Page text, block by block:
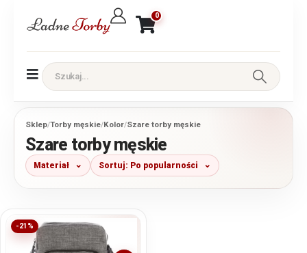
0
Sklep/Torby męskie/Kolor/Szare torby męskie
Szare torby męskie
Materiał Sortuj: Po popularności
-21%